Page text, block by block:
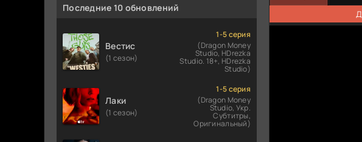
Последние 10 обновлений
Вестис
(1 сезон)
1-5 серия
(Dragon Money
Studio, HDrezka
Studio. 18+, HDrezka
Studio)
Лаки
(1 сезон)
1-5 серия
(Dragon Money
Studio, Укр.
Субтитры,
Оригинальный)